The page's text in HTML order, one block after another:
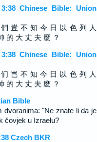
Chinese Bible: Union
豈 不 知 今 日 以 色 列 人
的 大 丈 夫 麼 ？
Chinese Bible: Union
岂 不 知 今 日 以 色 列 人
的 大 丈 夫 麽 ？
Bible
dvoranima: "Ne znate li da je
čovjek u Izraelu?
Czech BKR